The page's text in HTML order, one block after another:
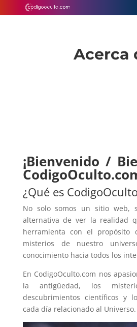
Acerca
¡Bienvenido /
¿Qué es
No solo somos un sitio web,
alternativa de ver la realidad
herramienta con el propósito
misterios de nuestro
conocimiento hacia todos los
En CodigoOculto.com nos
la antigüedad, los
descubrimientos científicos y
cada día relacionado al Universo.